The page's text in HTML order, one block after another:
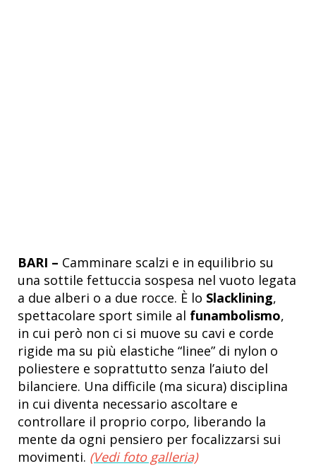
BARI – Camminare scalzi e in equilibrio su
una sottile fettuccia sospesa nel vuoto legata
a due alberi o a due rocce. È lo Slacklining,
spettacolare sport simile al funambolismo,
in cui però non ci si muove su cavi e corde
rigide ma su più elastiche “linee” di nylon o
poliestere e soprattutto senza l’aiuto del
bilanciere. Una difficile (ma sicura) disciplina
in cui diventa necessario ascoltare e
controllare il proprio corpo, liberando la
mente da ogni pensiero per focalizzarsi sui
movimenti. (Vedi foto galleria)